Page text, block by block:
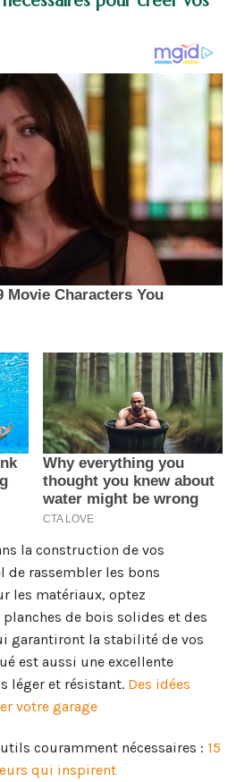
la construction de vos
de rassembler les bons
les matériaux, optez
de bois solides et des
garantiront la stabilité de vos
est aussi une excellente
léger et résistant. Des idées
votre garage
couramment nécessaires : 15
qui inspirent